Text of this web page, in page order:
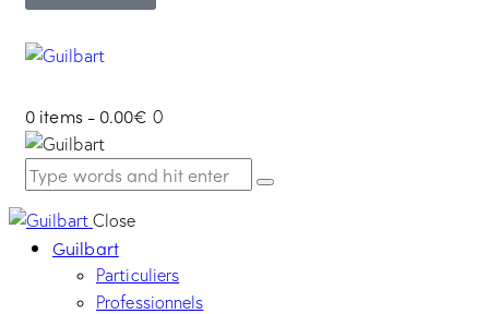
0 items - 0.00€ 0
Close
Guilbart
Particuliers
Professionnels